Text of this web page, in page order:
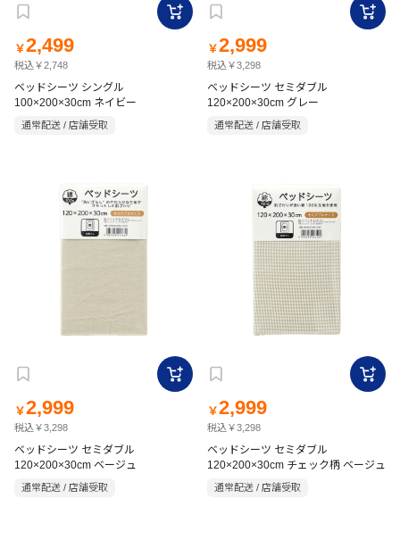
￥2,499
税込￥2,748
ベッドシーツ シングル
100×200×30cm ネイビー
通常配送 / 店舗受取
￥2,999
税込￥3,298
ベッドシーツ セミダブル
120×200×30cm グレー
通常配送 / 店舗受取
￥2,999
税込￥3,298
ベッドシーツ セミダブル
120×200×30cm ベージュ
通常配送 / 店舗受取
￥2,999
税込￥3,298
ベッドシーツ セミダブル
120×200×30cm チェック柄 ベージュ
通常配送 / 店舗受取